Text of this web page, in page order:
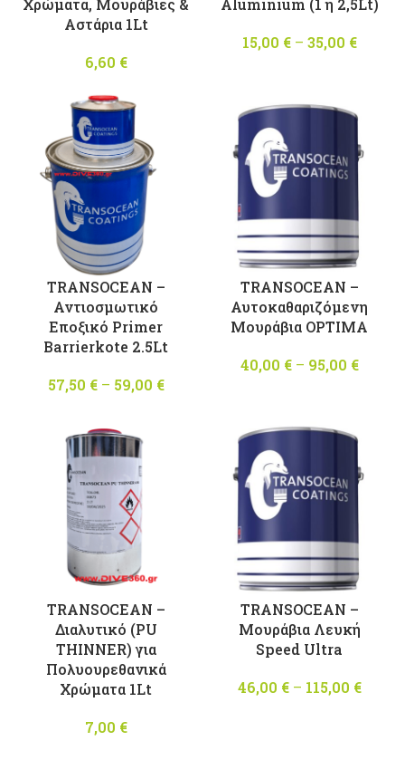
Χρώματα, Μουράβιες &
Αστάρια 1Lt
6,60 €
Aluminium (1 ή 2,5Lt)
15,00 € – 35,00 €
TRANSOCEAN –
Αντιοσμωτικό
Εποξικό Primer
Barrierkote 2.5Lt
57,50 € – 59,00 €
TRANSOCEAN –
Αυτοκαθαριζόμενη
Μουράβια OPTIMA
40,00 € – 95,00 €
TRANSOCEAN –
Διαλυτικό (PU
THINNER) για
Πολυουρεθανικά
Χρώματα 1Lt
7,00 €
TRANSOCEAN –
Μουράβια Λευκή
Speed Ultra
46,00 € – 115,00 €